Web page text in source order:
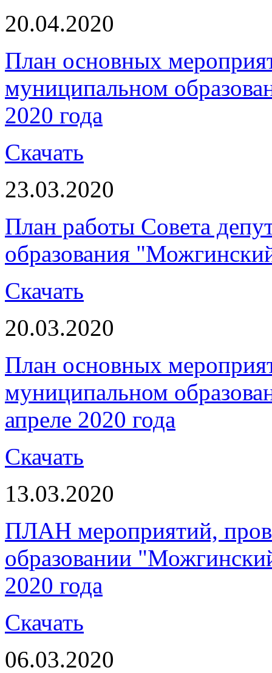
20.04.2020
План основных
муниципальном
2020 года
Скачать
23.03.2020
План работы Совета
образования
Скачать
20.03.2020
План основных
муниципальном
апреле 2020 года
Скачать
13.03.2020
ПЛАН мероприятий,
образовании
2020 года
Скачать
06.03.2020